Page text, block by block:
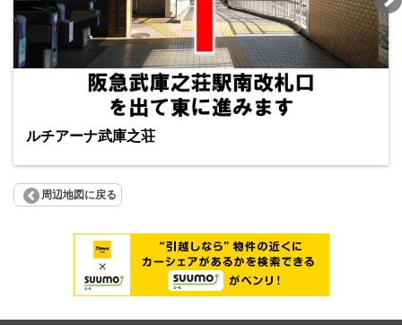
ルチアーナ武庫之荘
周辺地図に戻る